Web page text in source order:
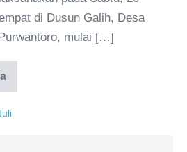
di Dusun Galih, Desa
mulai […]